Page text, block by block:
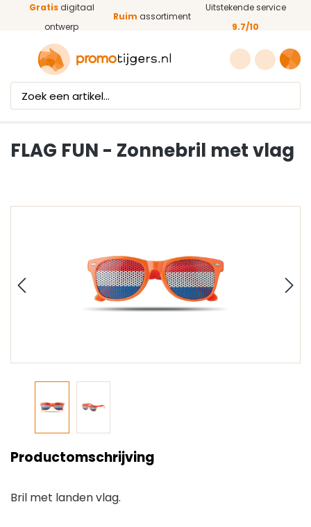
Ga naar de hoofdinhoud
Gratisdigitaal
ontwerp
Ruim assortiment
Uitstekende service
9.7/10
FLAG FUN - Zonnebril met vlag
Productomschrijving
Bril met landen vlag.